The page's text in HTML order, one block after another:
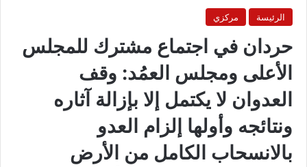
الرئيسة مركزي
حردان في اجتماع مشترك للمجلس
الأعلى ومجلس العمُد: وقف
العدوان لا يكتمل إلا بإزالة آثاره
ونتائجه وأولها إلزام العدو
بالانسحاب الكامل من الأرض